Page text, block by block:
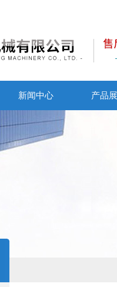
新闻中心 产品